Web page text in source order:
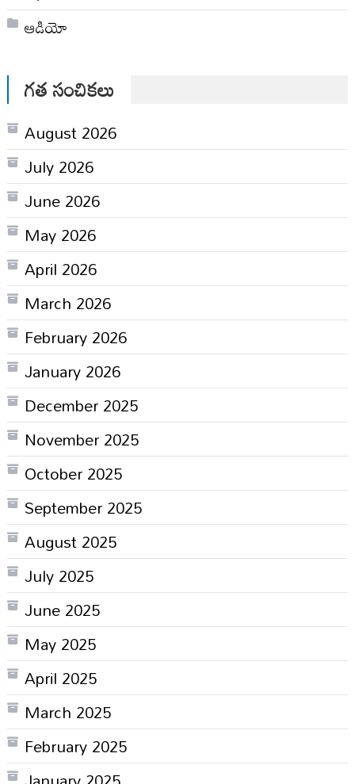
ఆడియో
గత సంచికలు
August 2026
July 2026
June 2026
May 2026
April 2026
March 2026
February 2026
January 2026
December 2025
November 2025
October 2025
September 2025
August 2025
July 2025
June 2025
May 2025
April 2025
March 2025
February 2025